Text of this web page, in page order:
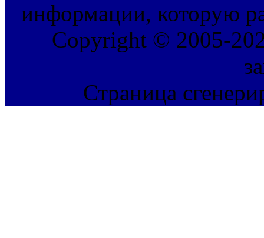
информации, которую
Copyright © 2005-
Страница